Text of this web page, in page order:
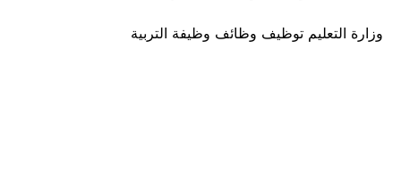
في
وزارة التعليم توظيف وظائف وظيفة التربية